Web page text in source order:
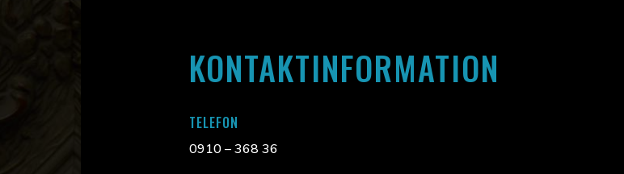
KONTAKTINFORMATION
TELEFON
0910 – 368 36